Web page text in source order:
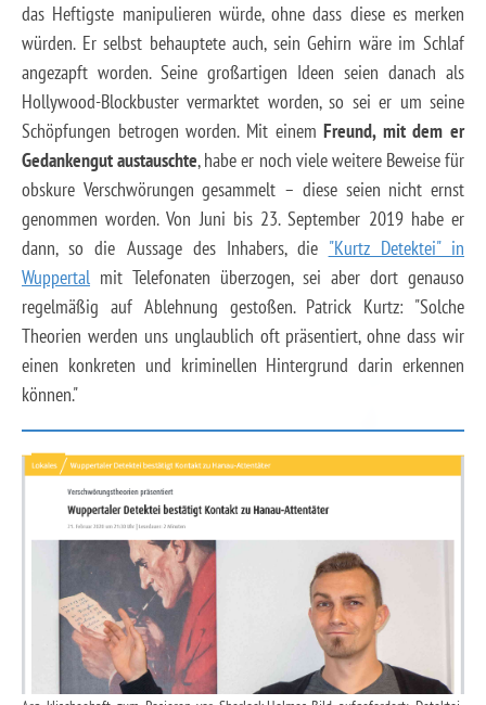
das Heftigste manipulieren würde, ohne dass diese es merken
würden. Er selbst behauptete auch, sein Gehirn wäre im Schlaf
angezapft worden. Seine großartigen Ideen seien danach als
Hollywood-Blockbuster vermarktet worden, so sei er um seine
Schöpfungen betrogen worden. Mit einemFreund, mit dem er
Gedankengut austauschte, habe er noch viele weitere Beweise für
obskure Verschwörungen gesammelt – diese seien nicht ernst
genommen worden. Von Juni bis 23. September 2019 habe er
dann, so die Aussage des Inhabers, die "Kurtz Detektei" in
Wuppertal mit Telefonaten überzogen, sei aber dort genauso
regelmäßig auf Ablehnung gestoßen. Patrick Kurtz: "Solche
Theorien werden uns unglaublich oft präsentiert, ohne dass wir
einen konkreten und kriminellen Hintergrund darin erkennen
können."